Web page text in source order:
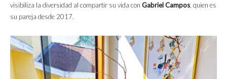
visibiliza la diversidad al compartir su vida con Gabriel Campos, quien es
su pareja desde 2017.